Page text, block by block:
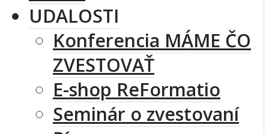
UDALOSTI
Konferencia MÁME ČO
ZVESTOVAŤ
E-shop ReFormatio
Seminár o zvestovaní